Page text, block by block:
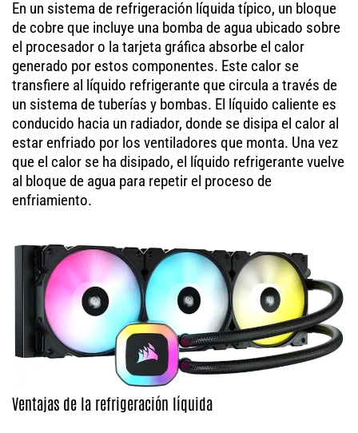
En un sistema de refrigeración líquida típico, un bloque
de cobre que incluye una bomba de agua ubicado sobre
el procesador o la tarjeta gráfica absorbe el calor
generado por estos componentes. Este calor se
transfiere al líquido refrigerante que circula a través de
un sistema de tuberías y bombas. El líquido caliente es
conducido hacia un radiador, donde se disipa el calor al
estar enfriado por los ventiladores que monta. Una vez
que el calor se ha disipado, el líquido refrigerante vuelve
al bloque de agua para repetir el proceso de
enfriamiento.
Ventajas de la refrigeración líquida